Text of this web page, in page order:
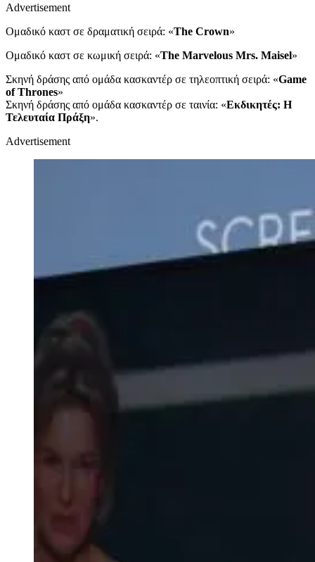
Advertisement
Ομαδικό καστ σε δραματική σειρά: «The Crown»
Ομαδικό καστ σε κωμική σειρά: «The Marvelous Mrs. Maisel»
Σκηνή δράσης από ομάδα κασκαντέρ σε τηλεοπτική σειρά: «Game
of Thrones»
Σκηνή δράσης από ομάδα κασκαντέρ σε ταινία: «Εκδικητές: Η
Τελευταία Πράξη».
Advertisement